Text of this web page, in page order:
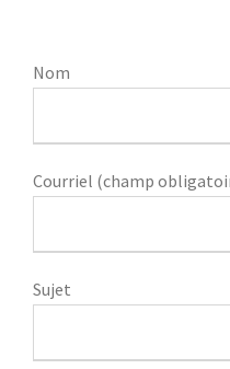
Nom
Courriel (champ
Sujet